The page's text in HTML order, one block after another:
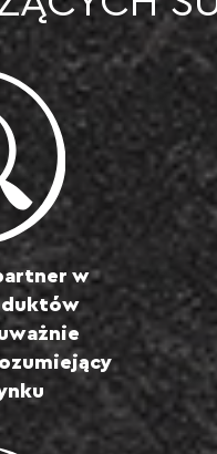
w